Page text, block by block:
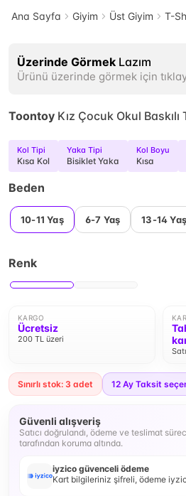
Ana Sayfa Giyim Üst Giyim T-
Üzerinde Görmek Lazım
Ürünü üzerinde görmek için
Toontoy Kız Çocuk Okul
Kol Tipi
Kısa Kol
Yaka Tipi
Bisiklet Yaka
Kol Boyu
Kısa
Beden
10-11 Yaş 6-7 Yaş 13-14 Yaş
Renk
KARGO
Ücretsiz
200 TL üzeri
Sınırlı stok: 3 adet 12 Ay Taksit
Güvenli alışveriş
Satıcı doğrulandı, ödeme ve teslimat
tarafından koruma altında.
iyzico güvenceli ödeme
Kart bilgileriniz şifreli, ödeme